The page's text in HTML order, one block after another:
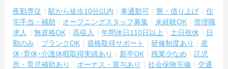
夜勤専従 駅から徒歩10分以内 車通勤可 寮・借り上げ
住
宅手当・補助
オープニングスタッフ募集 未経験OK
管理職
求人
無資格OK 高収入 年間休日110日以上 土日祝休
日
勤のみ
ブランクOK 資格取得サポート 研修制度あり
産
休･育休･介護休暇取得実績あり
新卒OK 残業少なめ
託児
所・育児補助あり
ボーナス・賞与あり 社会保険完備
交通